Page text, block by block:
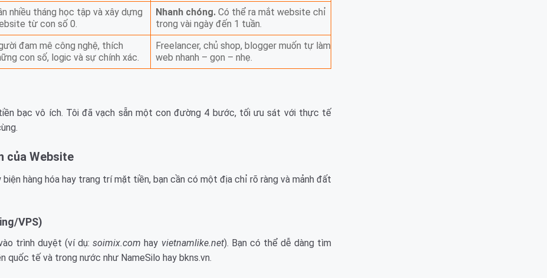
nhiều tháng học tập và xây dựng
từ con số 0.
Nhanh chóng. Có thể ra mắt website chỉ
trong vài ngày đến 1 tuần.
đam mê công nghệ, thích
con số, logic và sự chính xác.
Freelancer, chủ shop, blogger muốn tự làm
web nhanh – gọn – nhẹ.
bạc vô ích. Tôi đã vạch sẵn một con đường 4 bước, tối ưu sát với thực tế
của Website
hàng hóa hay trang trí mặt tiền, bạn cần có một địa chỉ rõ ràng và mảnh đất
VPS)
trình duyệt (ví dụ:soimix.com hay vietnamlike.net). Bạn có thể dễ dàng tìm
quốc tế và trong nước như NameSilo hay bkns.vn.